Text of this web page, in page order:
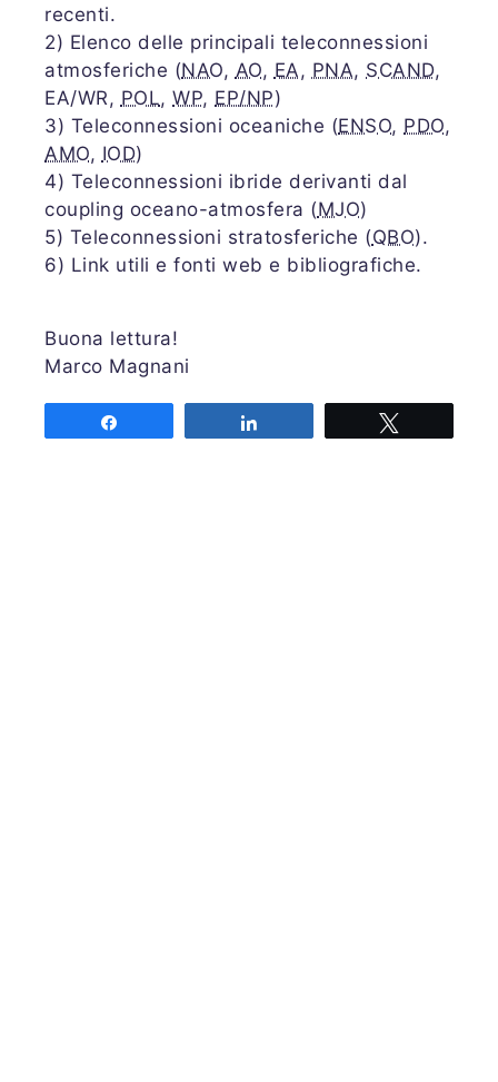
recenti.
2) Elenco delle principali teleconnessioni
atmosferiche (NAO, AO, EA, PNA, SCAND,
EA/WR, POL, WP, EP/NP)
3) Teleconnessioni oceaniche (ENSO, PDO,
AMO, IOD)
4) Teleconnessioni ibride derivanti dal
coupling oceano-atmosfera (MJO)
5) Teleconnessioni stratosferiche (QBO).
6) Link utili e fonti web e bibliografiche.
Buona lettura!
Marco Magnani